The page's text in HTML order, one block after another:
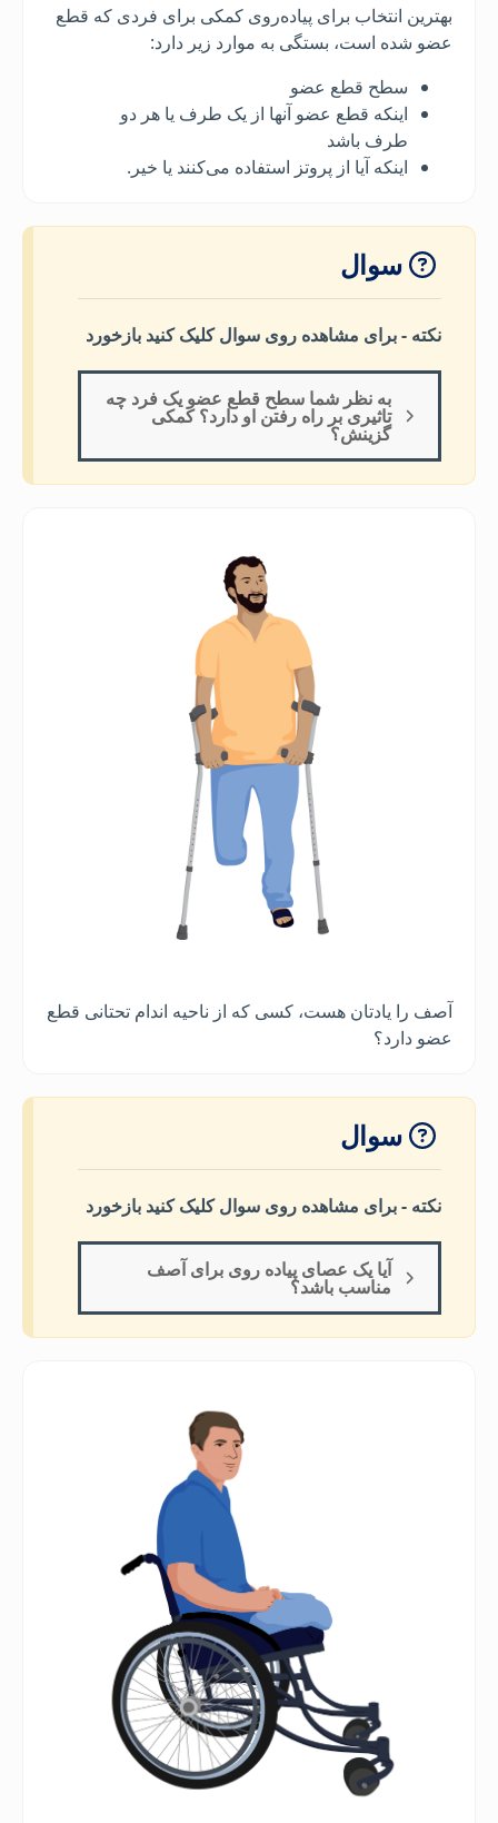
بهترین انتخاب برای پیاده‌روی کمکی برای فردی که قطع
عضو شده است، بستگی به موارد زیر دارد:
سطح قطع عضو
اینکه قطع عضو آنها از یک طرف یا هر دو
طرف باشد
اینکه آیا از پروتز استفاده می‌کنند یا خیر.
سوال
نکته - برای مشاهده روی سوال کلیک کنید بازخورد
به نظر شما سطح قطع عضو یک فرد چه
تاثیری بر راه رفتن او دارد؟ کمکی
گزینش؟
آصف را یادتان هست، کسی که از ناحیه اندام تحتانی قطع
عضو دارد؟
سوال
نکته - برای مشاهده روی سوال کلیک کنید بازخورد
آیا یک عصای پیاده روی برای آصف
مناسب باشد؟